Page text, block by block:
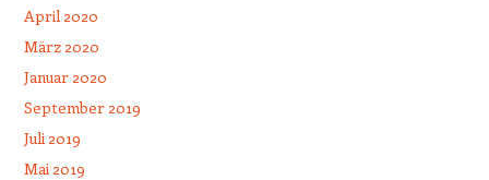
April 2020
März 2020
Januar 2020
September 2019
Juli 2019
Mai 2019